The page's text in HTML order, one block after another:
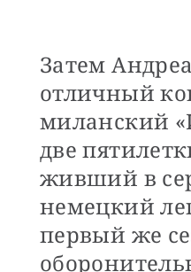
Затем
отличный
миланский
две
живший в
немецкий
первый же